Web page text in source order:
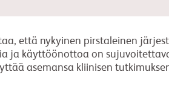
että nykyinen pirstaleinen
ja käyttöönottoa on
asemansa kliinisen